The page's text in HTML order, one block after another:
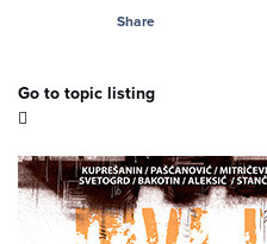
Share
Go to topic listing